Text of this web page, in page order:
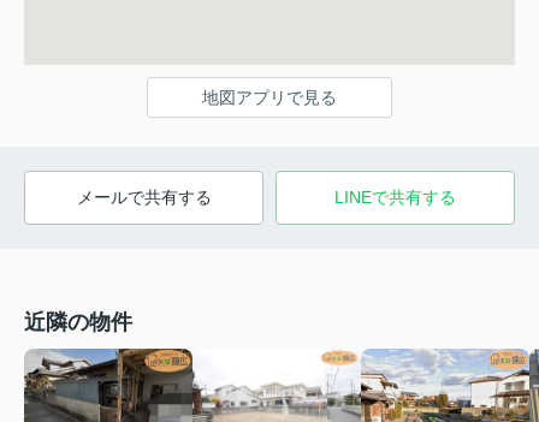
地図アプリで見る
メールで共有する LINEで共有する
近隣の物件